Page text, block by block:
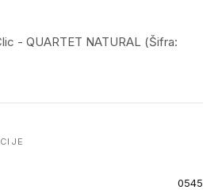
- QUARTET NATURAL (Šifra:
0545